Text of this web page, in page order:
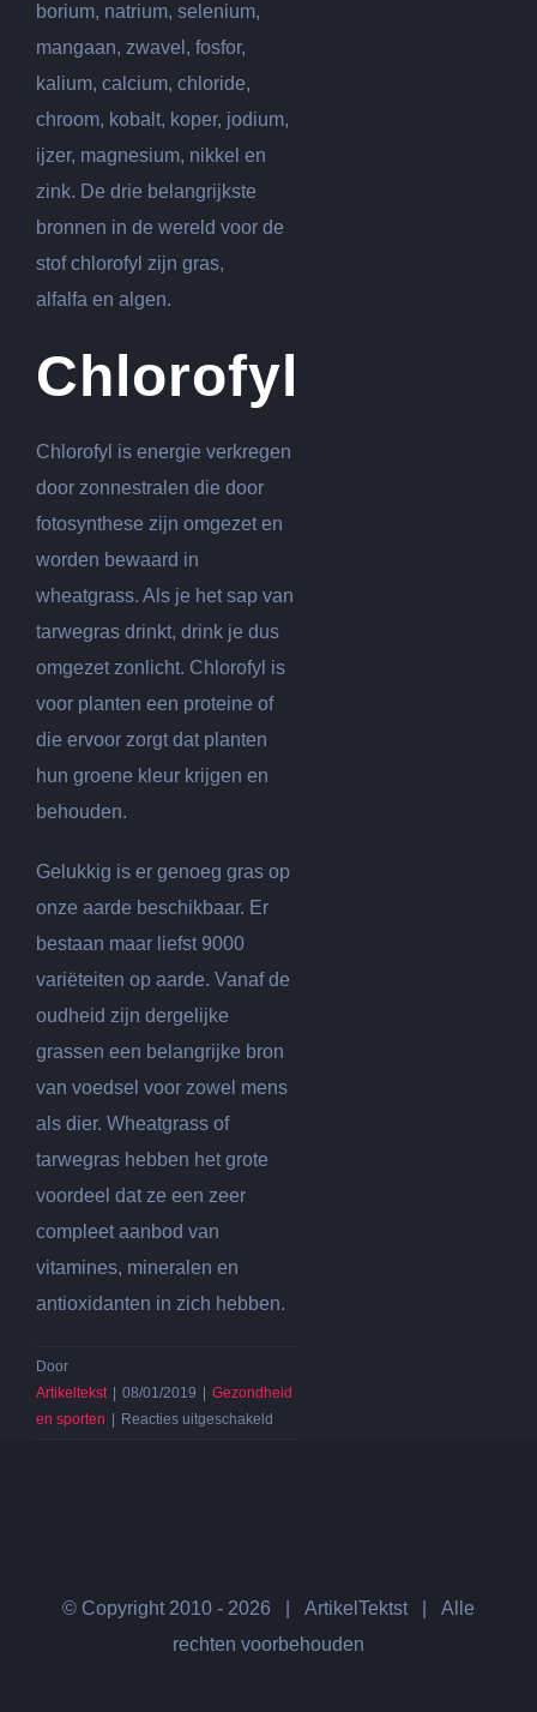
borium, natrium, selenium,
mangaan, zwavel, fosfor,
kalium, calcium, chloride,
chroom, kobalt, koper, jodium,
ijzer, magnesium, nikkel en
zink. De drie belangrijkste
bronnen in de wereld voor de
stof chlorofyl zijn gras,
alfalfa en algen.
Chlorofyl
Chlorofyl is energie verkregen
door zonnestralen die door
fotosynthese zijn omgezet en
worden bewaard in
wheatgrass. Als je het sap van
tarwegras drinkt, drink je dus
omgezet zonlicht. Chlorofyl is
voor planten een proteine of
die ervoor zorgt dat planten
hun groene kleur krijgen en
behouden.
Gelukkig is er genoeg gras op
onze aarde beschikbaar. Er
bestaan maar liefst 9000
variëteiten op aarde. Vanaf de
oudheid zijn dergelijke
grassen een belangrijke bron
van voedsel voor zowel mens
als dier. Wheatgrass of
tarwegras hebben het grote
voordeel dat ze een zeer
compleet aanbod van
vitamines, mineralen en
antioxidanten in zich hebben.
Door
Artikeltekst
08/01/2019
Gezondheid
en sporten
Reacties uitgeschakeld
hoge
© Copyright 2010 - 2026 | ArtikelTektst | Alle
rechten voorbehouden